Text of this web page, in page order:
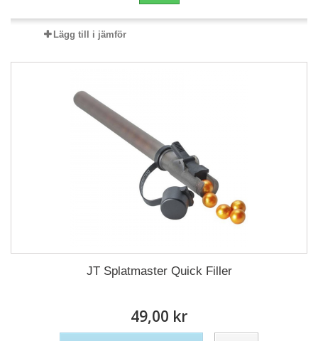
Lägg till i jämför
JT Splatmaster Quick Filler
49,00 kr